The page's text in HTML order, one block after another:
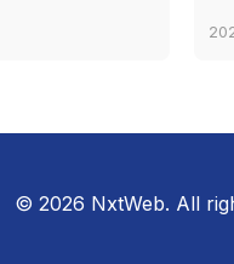
© 2026 NxtWeb. All